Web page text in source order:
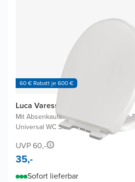
60 € Rabatt je 600 €
Luca Varess Multiplo WC Sitz
Mit Absenkautomatik Ohne EasyClean
Universal WC Sitz
UVP 60,-
35,-
Sofort lieferbar